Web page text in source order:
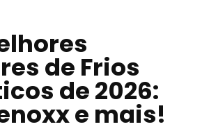
de Frios
de 2026:
e mais!